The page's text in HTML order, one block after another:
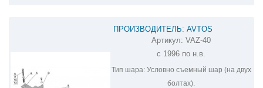
ПРОИЗВОДИТЕЛЬ: AVTOS
ФАРКОП НА ВАЗ-
2110,2111,2112,2170,2171,2172 VAZ-40
Артикул: VAZ-40
с 1996 по н.в.
Тип шара:Условно съемный шар (на двух
болтах).